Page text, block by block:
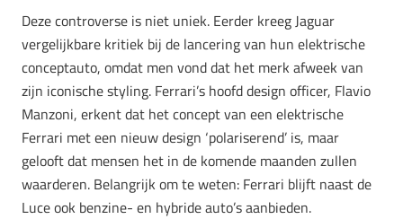
Deze controverse is niet uniek. Eerder kreeg Jaguar
vergelijkbare kritiek bij de lancering van hun elektrische
conceptauto, omdat men vond dat het merk afweek van
zijn iconische styling. Ferrari’s hoofd design officer, Flavio
Manzoni, erkent dat het concept van een elektrische
Ferrari met een nieuw design ‘polariserend’ is, maar
gelooft dat mensen het in de komende maanden zullen
waarderen. Belangrijk om te weten: Ferrari blijft naast de
Luce ook benzine- en hybride auto’s aanbieden.